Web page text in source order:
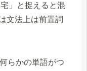
」と捉えると混
文法上は前置詞
らかの単語がつ